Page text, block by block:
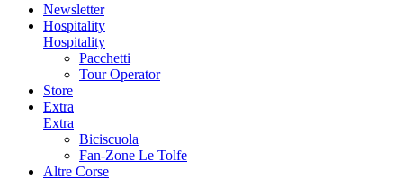
Newsletter
Hospitality
Hospitality
Pacchetti
Tour Operator
Store
Extra
Extra
Biciscuola
Fan-Zone Le Tolfe
Altre Corse